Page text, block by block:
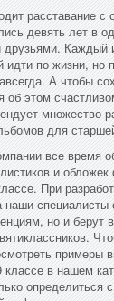
расставание с
девять лет в
Каждый
идти по жизни, но
А чтобы
об этом
множество
для
все время
и обложек
При
наши
но и берут
примеры
классе в нашем
определиться